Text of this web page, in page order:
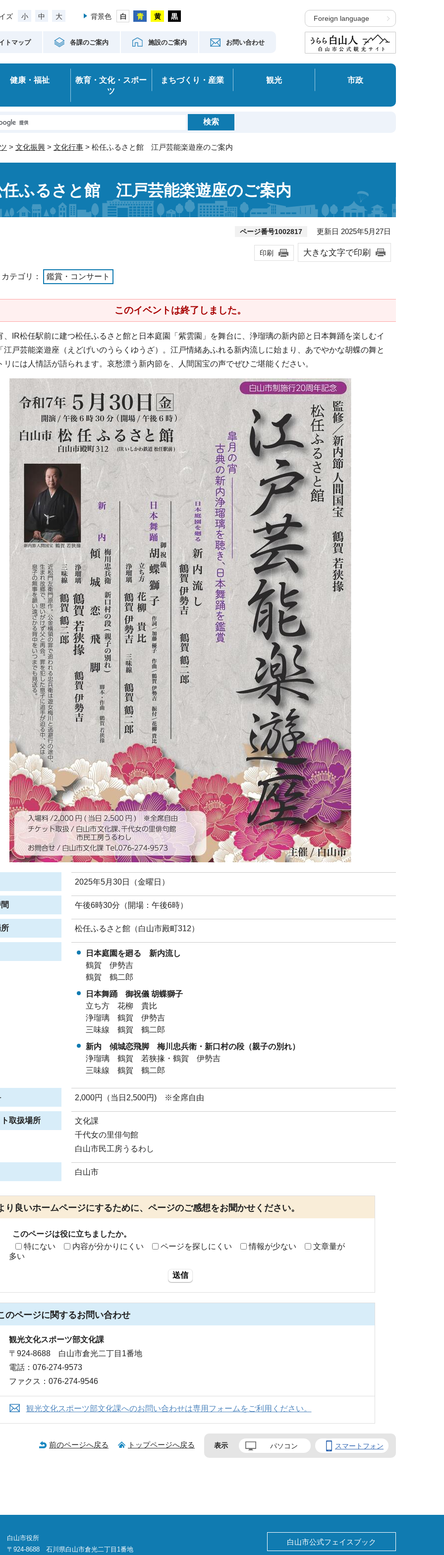
ズ 小 中 大 背景色
トマップ 各課のご案内 施設のご案内 お問い合わせ
Foreign language
健康・福祉
教育・文化・スポー
ツ
まちづくり・産業 観光 市政
> 文化振興 > 文化行事 > 松任ふるさと館 江戸芸能楽遊座のご案内
任ふるさと館 江戸芸能楽遊座のご案内
ページ番号1002817 更新日 2025年5月27日
印刷 大きな文字で印刷
テゴリ： 鑑賞・コンサート
このイベントは終了しました。
、IR松任駅前に建つ松任ふるさと館と日本庭園「紫雲園」を舞台に、浄瑠璃の新内節と日本舞踊を楽しむイ
江戸芸能楽遊座（えどげいのうらくゆうざ）。江戸情緒あふれる新内流しに始まり、あでやかな胡蝶の舞と
リには人情話が語られます。哀愁漂う新内節を、人間国宝の声でぜひご堪能ください。
2025年5月30日（金曜日）
午後6時30分（開場：午後6時）
松任ふるさと館（白山市殿町312）
日本庭園を廻る 新内流し
鶴賀 伊勢吉
鶴賀 鶴二郎
日本舞踊 御祝儀 胡蝶獅子
立ち方 花柳 貴比
浄瑠璃 鶴賀 伊勢吉
三味線 鶴賀 鶴二郎
新内 傾城恋飛脚 梅川忠兵衛・新口村の段（親子の別れ）
浄瑠璃 鶴賀 若狭掾・鶴賀 伊勢吉
三味線 鶴賀 鶴二郎
2,000円（当日2,500円) ※全席自由
取扱場所
文化課
千代女の里俳句館
白山市民工房うるわし
白山市
り良いホームページにするために、ページのご感想をお聞かせください。
このページは役に立ちましたか。
特にない
内容が分かりにくい ページを探しにくい 情報が少ない
文章量が
多い
送信
のページに関するお問い合わせ
観光文化スポーツ部文化課
〒924-8688 白山市倉光二丁目1番地
電話：076-274-9573
ファクス：076-274-9546
観光文化スポーツ部文化課へのお問い合わせは専用フォームをご利用ください。
前のページへ戻る トップページへ戻る 表示 パソコン スマートフォン
白山市役所
〒924-8688 石川県白山市倉光二丁目1番地
白山市公式フェイスブック